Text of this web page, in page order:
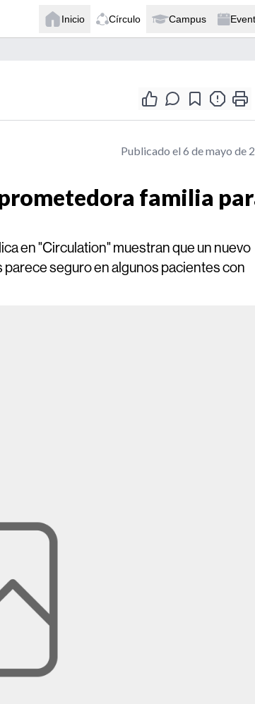
Inicio Círculo Campus
Publicado el 6 de mayo de
familia
en "Circulation" muestran que un nuevo
seguro en algunos pacientes con